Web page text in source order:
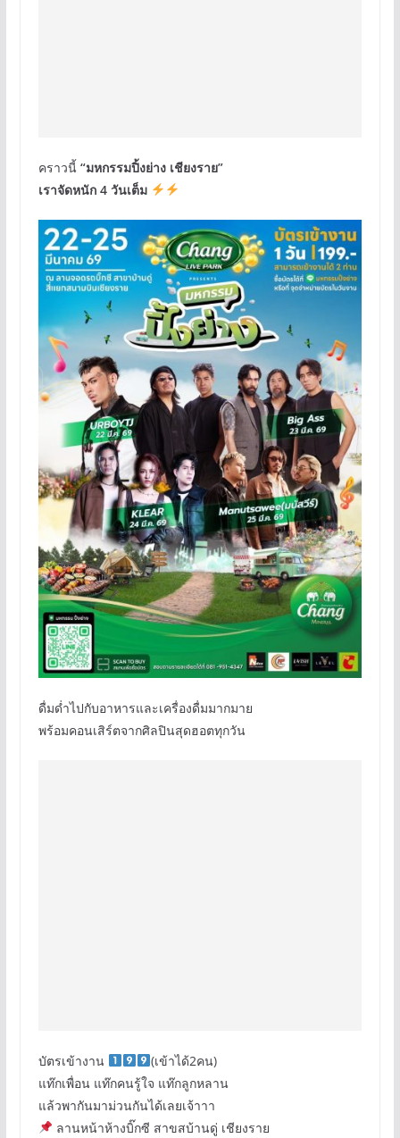
คราวนี้ “มหกรรมปิ้งย่าง เชียงราย”
เราจัดหนัก 4 วันเต็ม
ดื่มด่ำไปกับอาหารและเครื่องดื่มมากมาย
พร้อมคอนเสิร์ตจากศิลปินสุดฮอตทุกวัน
บัตรเข้างาน
(เข้าได้2คน)
แท๊กเพื่อน แท๊กคนรู้ใจ แท๊กลูกหลาน
แล้วพากันมาม่วนกันได้เลยเจ้าาา
ลานหน้าห้างบิ๊กซี สาขสบ้านดู่ เชียงราย